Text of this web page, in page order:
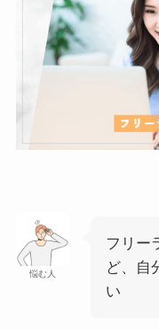
悩む人
フリー
ど、自
い